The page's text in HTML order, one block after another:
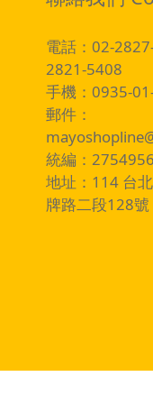
電話：02-
2821-5408
手機：0935-
郵件：
統編：
地址：114 台
牌路二段128號